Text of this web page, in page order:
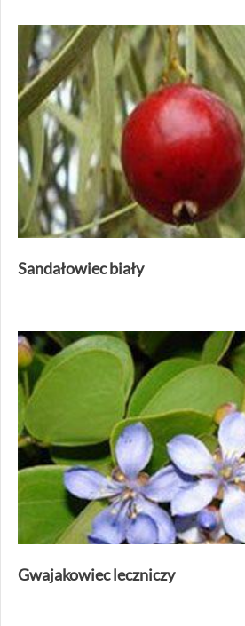
Sandałowiec biały
Gwajakowiec leczniczy